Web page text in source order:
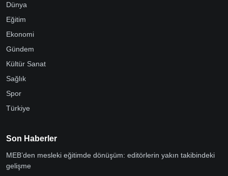
Dünya
Eğitim
Ekonomi
Gündem
Kültür Sanat
Sağlık
Spor
Türkiye
Son Haberler
MEB’den mesleki eğitimde dönüşüm: editörlerin yakın takibindeki
gelişme